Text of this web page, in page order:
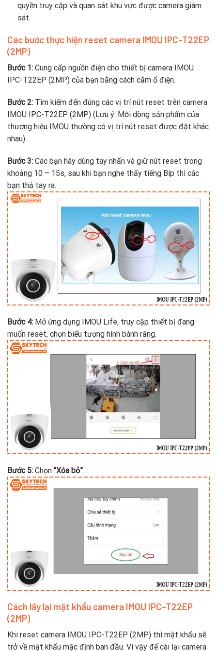
quyền truy cập và quan sát khu vực được camera giám
sát.
Các bước thực hiện reset camera IMOU IPC-T22EP
(2MP)
Bước 1: Cung cấp nguồn điện cho thiết bị camera IMOU
IPC-T22EP (2MP) của bạn bằng cách cắm ổ điện.
Bước 2: Tìm kiếm đến đúng các vị trí nút reset trên camera
IMOU IPC-T22EP (2MP) (Lưu ý: Mỗi dòng sản phẩm của
thương hiệu IMOU thường có vị trí nút reset được đặt khác
nhau).
Bước 3: Các bạn hãy dùng tay nhấn và giữ nút reset trong
khoảng 10 – 15s, sau khi bạn nghe thấy tiếng Bíp thì các
bạn thả tay ra.
Bước 4: Mở ứng dụng IMOU Life, truy cập thiết bị đang
muốn reset, chọn biểu tượng hình bánh răng.
Bước 5: Chọn “Xóa bỏ”.
Cách lấy lại mật khẩu camera IMOU IPC-T22EP
(2MP)
Khi reset camera IMOU IPC-T22EP (2MP) thì mật khẩu sẽ
trở về mật khẩu mặc định ban đầu. Vì vậy để cài lại camera